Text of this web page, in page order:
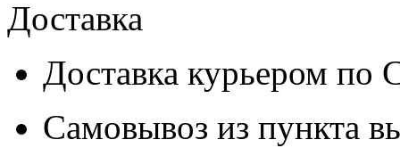
Доставка
Доставка курьером
Самовывоз из пункта